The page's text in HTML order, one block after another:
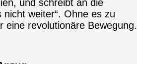
und schreibt an die
nicht weiter“. Ohne es zu
eine revolutionäre Bewegung.